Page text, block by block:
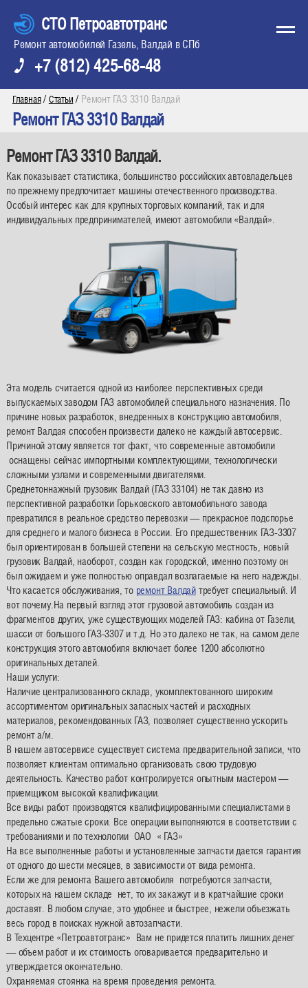
СТО Петроавтотранс
Ремонт автомобилей Газель, Валдай в СПб
+7 (812) 425-68-48
Главная/ Статьи / Ремонт ГАЗ 3310 Валдай
Ремонт ГАЗ 3310 Валдай
Ремонт ГАЗ 3310 Валдай.
Как показывает статистика, большинство российских автовладельцев
по прежнему предпочитает машины отечественного производства.
Особый интерес как для крупных торговых компаний, так и для
индивидуальных предпринимателей, имеют автомобили «Валдай».
Эта модель считается одной из наиболее перспективных среди
выпускаемых заводом ГАЗ автомобилей специального назначения. По
причине новых разработок, внедренных в конструкцию автомобиля,
ремонт Валдая способен произвести далеко не каждый автосервис.
Причиной этому является тот факт, что современные автомобили
оснащены сейчас импортными комплектующими, технологически
сложными узлами и современными двигателями.
Среднетоннажный грузовик Валдай (ГАЗ 33104) не так давно из
перспективной разработки Горьковского автомобильного завода
превратился в реальное средство перевозки — прекрасное подспорье
для среднего и малого бизнеса в России. Его предшественник ГАЗ-3307
был ориентирован в большей степени на сельскую местность, новый
грузовик Валдай, наоборот, создан как городской, именно поэтому он
был ожидаем и уже полностью оправдал возлагаемые на него надежды.
Что касается обслуживания, то ремонт Валдайтребует специальный. И
вот почему.На первый взгляд этот грузовой автомобиль создан из
фрагментов других, уже существующих моделей ГАЗ: кабина от Газели,
шасси от большого ГАЗ-3307 и т.д. Но это далеко не так, на самом деле
конструкция этого автомобиля включает более 1200 абсолютно
оригинальных деталей.
Наши услуги:
Наличие централизованного склада, укомплектованного широким
ассортиментом оригинальных запасных частей и расходных
материалов, рекомендованных ГАЗ, позволяет существенно ускорить
ремонт а/м.
В нашем автосервисе существует система предварительной записи, что
позволяет клиентам оптимально организовать свою трудовую
деятельность. Качество работ контролируется опытным мастером —
приемщиком высокой квалификации.
Все виды работ производятся квалифицированными специалистами в
предельно сжатые сроки. Все операции выполняются в соответствии с
требованиями и по технологии ОАО « ГАЗ»
На все выполненные работы и установленные запчасти дается гарантия
от одного до шести месяцев, в зависимости от вида ремонта.
Если же для ремонта Вашего автомобиля потребуются запчасти,
которых на нашем складе нет, то их закажут и в кратчайшие сроки
доставят. В любом случае, это удобнее и быстрее, нежели объезжать
весь город в поисках нужной автозапчасти.
В Техцентре «Петроавтотранс» Вам не придется платить лишних денег
— объем работ и их стоимость оговаривается предварительно и
утверждается окончательно.
Охраняемая стоянка на время проведения ремонта.